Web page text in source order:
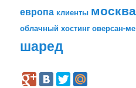
европа клиенты москва
облачный хостинг оверсан-
шаред